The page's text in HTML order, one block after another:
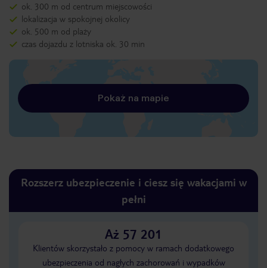
ok. 300 m od centrum miejscowości
lokalizacja w spokojnej okolicy
ok. 500 m od plaży
czas dojazdu z lotniska ok. 30 min
Pokaż na mapie
Rozszerz ubezpieczenie i ciesz się wakacjami w
pełni
Aż 57 201
Klientów skorzystało z pomocy w ramach dodatkowego
ubezpieczenia od nagłych zachorowań i wypadków